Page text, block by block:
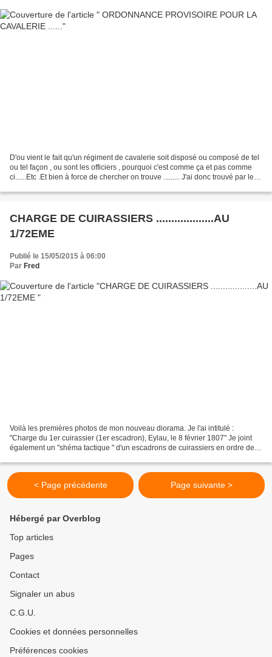
D'ou vient le fait qu'un régiment de cavalerie soit disposé ou composé de tel
ou tel façon , ou sont les officiers , pourquoi c'est comme ça et pas comme
ci......Etc .Et bien à force de chercher on trouve ......... J'ai donc trouvé par le
CHARGE DE CUIRASSIERS ...................AU
1/72EME
Publié le 15/05/2015 à 06:00
Par Fred
Voilà les premières photos de mon nouveau diorama. Je l'ai intitulé :
"Charge du 1er cuirassier (1er escadron), Eylau, le 8 février 1807" Je joint
également un "shéma tactique " d'un escadrons de cuirassiers en ordre de
< Page précédente Page suivante >
Hébergé par Overblog
Top articles
Pages
Contact
Signaler un abus
C.G.U.
Cookies et données personnelles
Préférences cookies